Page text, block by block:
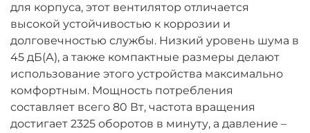
для корпуса, этот вентилятор отличается
высокой устойчивостью к коррозии и
долговечностью службы. Низкий уровень шума в
45 дБ(А), а также компактные размеры делают
использование этого устройства максимально
комфортным. Мощность потребления
составляет всего 80 Вт, частота вращения
достигает 2325 оборотов в минуту, а давление –